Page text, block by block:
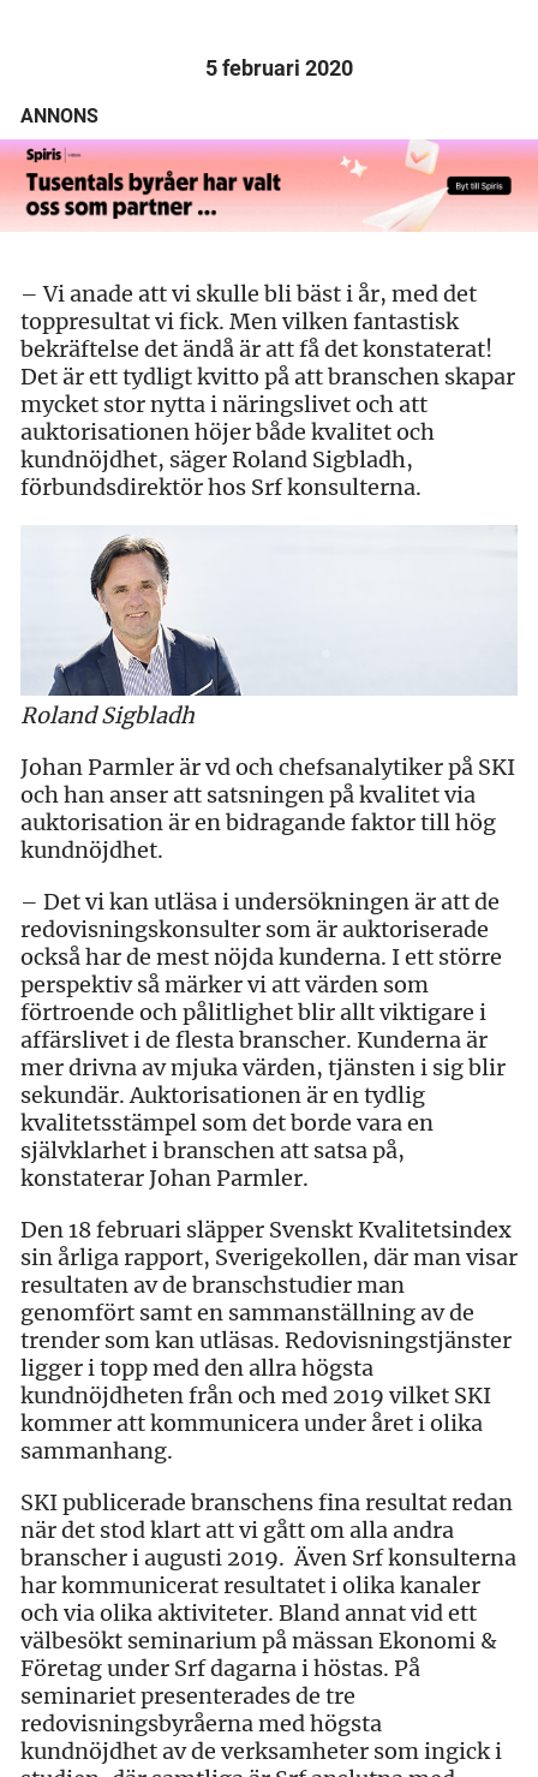
5 februari 2020
ANNONS
– Vi anade att vi skulle bli bäst i år, med det
toppresultat vi fick. Men vilken fantastisk
bekräftelse det ändå är att få det konstaterat!
Det är ett tydligt kvitto på att branschen skapar
mycket stor nytta i näringslivet och att
auktorisationen höjer både kvalitet och
kundnöjdhet, säger Roland Sigbladh,
förbundsdirektör hos Srf konsulterna.
Roland Sigbladh
Johan Parmler är vd och chefsanalytiker på SKI
och han anser att satsningen på kvalitet via
auktorisation är en bidragande faktor till hög
kundnöjdhet.
– Det vi kan utläsa i undersökningen är att de
redovisningskonsulter som är auktoriserade
också har de mest nöjda kunderna. I ett större
perspektiv så märker vi att värden som
förtroende och pålitlighet blir allt viktigare i
affärslivet i de flesta branscher. Kunderna är
mer drivna av mjuka värden, tjänsten i sig blir
sekundär. Auktorisationen är en tydlig
kvalitetsstämpel som det borde vara en
självklarhet i branschen att satsa på,
konstaterar Johan Parmler.
Den 18 februari släpper Svenskt Kvalitetsindex
sin årliga rapport, Sverigekollen, där man visar
resultaten av de branschstudier man
genomfört samt en sammanställning av de
trender som kan utläsas. Redovisningstjänster
ligger i topp med den allra högsta
kundnöjdheten från och med 2019 vilket SKI
kommer att kommunicera under året i olika
sammanhang.
SKI publicerade branschens fina resultat redan
när det stod klart att vi gått om alla andra
branscher i augusti 2019. Även Srf konsulterna
har kommunicerat resultatet i olika kanaler
och via olika aktiviteter. Bland annat vid ett
välbesökt seminarium på mässan Ekonomi &
Företag under Srf dagarna i höstas. På
seminariet presenterades de tre
redovisningsbyråerna med högsta
kundnöjdhet av de verksamheter som ingick i